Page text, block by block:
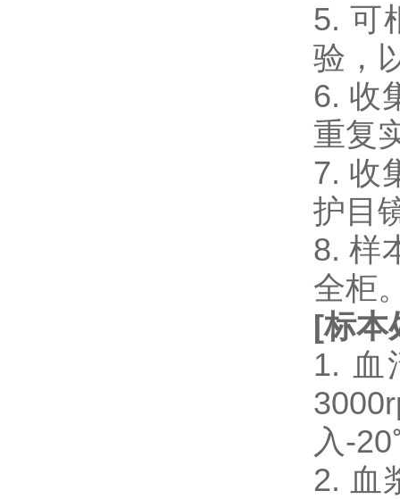
5. 可
验，
6. 收
重复
7. 收
护目
8. 样
全柜
[标本
1. 血
入-
2. 血